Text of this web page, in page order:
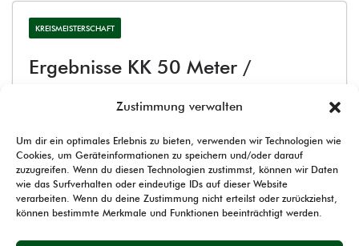
Zustimmung verwalten
Um dir ein optimales Erlebnis zu bieten, verwenden wir Technologien wie
Cookies, um Geräteinformationen zu speichern und/oder darauf
zuzugreifen. Wenn du diesen Technologien zustimmst, können wir Daten
wie das Surfverhalten oder eindeutige IDs auf dieser Website
verarbeiten. Wenn du deine Zustimmung nicht erteilst oder zurückziehst,
können bestimmte Merkmale und Funktionen beeinträchtigt werden.
KREISMEISTERSCHAFT
Ergebnisse KK 50 Meter /
Gesamtstartlisten KK 100 Meter
Montag, 12. Oktober 2020 Patrick Strackbein
Die Ergebnisse der Kreismeisterschaft KK 50 Meter
Auflage sind jetzt online.